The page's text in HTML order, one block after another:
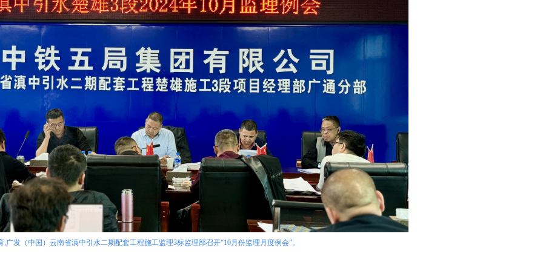
,广发（中国）云南省滇中引水二期配套工程施工监理3标监理部召开“10月份监理月度例会”。